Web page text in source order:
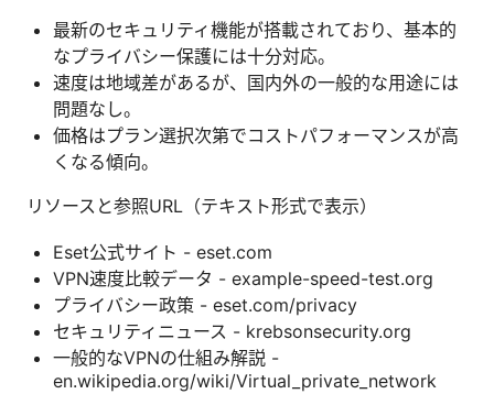
最新のセキュリティ機能が搭載されており、基本的
なプライバシー保護には十分対応。
速度は地域差があるが、国内外の一般的な用途には
問題なし。
価格はプラン選択次第でコストパフォーマンスが高
くなる傾向。
リソースと参照URL（テキスト形式で表示）
Eset公式サイト - eset.com
VPN速度比較データ - example-speed-test.org
プライバシー政策 - eset.com/privacy
セキュリティニュース - krebsonsecurity.org
一般的なVPNの仕組み解説 -
en.wikipedia.org/wiki/Virtual_private_network